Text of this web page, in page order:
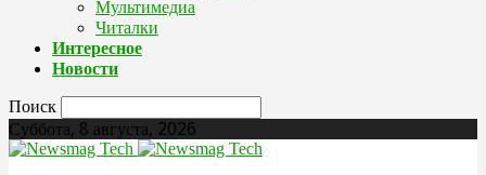
Мультимедиа
Читалки
Интересное
Новости
Поиск
Суббота, 8 августа, 2026